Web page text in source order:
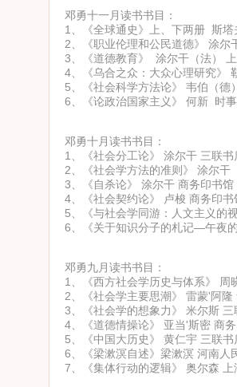
邓勇十一月读书书目：
1、《全球通史》上、下两册 斯
2、《职业伦理和公民道德》 涂尔
3、《道德教育》 涂尔干（法）
4、《乌合之众：大众心理研究》
5、《社会科学方法论》 韦伯（
6、《论政治国家主义》 何新 时
邓勇十月读书书目：
1、《社会分工论》 涂尔干 三联书
2、《社会学方法的准则》 涂尔干
3、《自杀论》 涂尔干 商务印书馆
4、《社会契约论》 卢梭 商务印书
5、《与社会学同游：人文主义的
6、《关于知识分子的札记—午夜
邓勇九月读书书目：
1、《西方社会学历史与体系》 周
2、《社会学主要思潮》 雷蒙'阿隆
3、《社会学的想象力》 米尔斯 三
4、《道德情操论》 亚当'斯密 商
5、《中国大历史》 黄仁宇 三联书
6、《梁漱溟自述》梁漱溟 河南人
7、《集体行动的逻辑》 奥尔森 上